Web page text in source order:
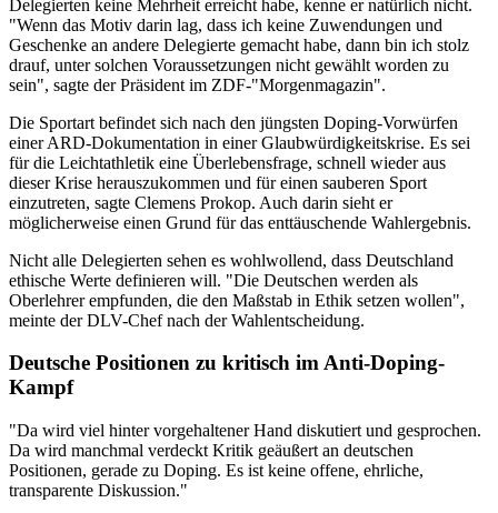
Delegierten keine Mehrheit erreicht habe, kenne er natürlich nicht.
"Wenn das Motiv darin lag, dass ich keine Zuwendungen und
Geschenke an andere Delegierte gemacht habe, dann bin ich stolz
drauf, unter solchen Voraussetzungen nicht gewählt worden zu
sein", sagte der Präsident im ZDF-"Morgenmagazin".
Die Sportart befindet sich nach den jüngsten Doping-Vorwürfen
einer ARD-Dokumentation in einer Glaubwürdigkeitskrise. Es sei
für die Leichtathletik eine Überlebensfrage, schnell wieder aus
dieser Krise herauszukommen und für einen sauberen Sport
einzutreten, sagte Clemens Prokop. Auch darin sieht er
möglicherweise einen Grund für das enttäuschende Wahlergebnis.
Nicht alle Delegierten sehen es wohlwollend, dass Deutschland
ethische Werte definieren will. "Die Deutschen werden als
Oberlehrer empfunden, die den Maßstab in Ethik setzen wollen",
meinte der DLV-Chef nach der Wahlentscheidung.
Deutsche Positionen zu kritisch im Anti-Doping-
Kampf
"Da wird viel hinter vorgehaltener Hand diskutiert und gesprochen.
Da wird manchmal verdeckt Kritik geäußert an deutschen
Positionen, gerade zu Doping. Es ist keine offene, ehrliche,
transparente Diskussion."